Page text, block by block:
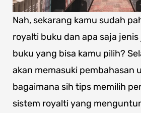
Nah, sekarang kamu sudah
royalti buku dan apa saja
buku yang bisa kamu pilih?
akan memasuki pembahasan
bagaimana sih tips memilih
sistem royalti yang